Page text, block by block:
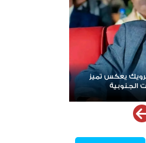
يعكس تميز
الجنوبية